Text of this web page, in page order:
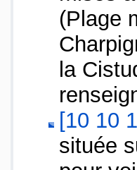
(Plage
la
[10 10
située